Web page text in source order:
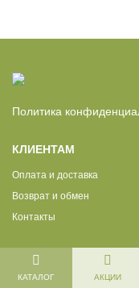
КАТАЛОГ АКЦИИ
Политика
КЛИЕНТАМ
Оплата и доставка
Возврат и обмен
Контакты